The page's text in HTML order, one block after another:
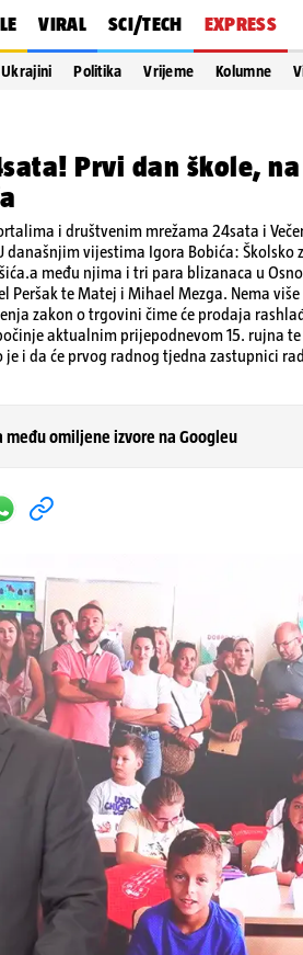
VIRAL SCI/TECH EXPRESS
Ukrajini Politika Vrijeme Kolumne
Prvi dan škole,
i društvenim mrežama 24sata i
vijestima Igora Bobića: Školsko
među njima i tri para blizanaca u
Peršak te Matej i Mihael Mezga. Nema
zakon o trgovini čime će prodaja
aktualnim prijepodnevom 15. rujna te
i da će prvog radnog tjedna zastupnici
među omiljene izvore na Googleu
Pokretanje videa...